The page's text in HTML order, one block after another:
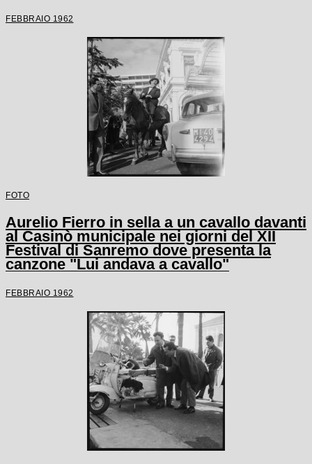
FEBBRAIO 1962
FOTO
Aurelio Fierro in sella a un cavallo davanti
al Casinò municipale nei giorni del XII
Festival di Sanremo dove presenta la
canzone "Lui andava a cavallo"
FEBBRAIO 1962